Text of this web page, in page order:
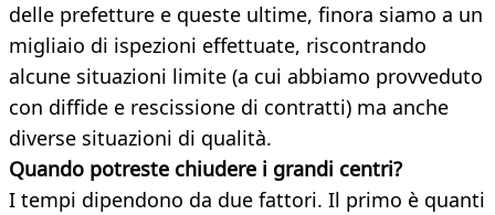
delle prefetture e queste ultime, finora siamo a un
migliaio di ispezioni effettuate, riscontrando
alcune situazioni limite (a cui abbiamo provveduto
con diffide e rescissione di contratti) ma anche
diverse situazioni di qualità.
Quando potreste chiudere i grandi centri?
I tempi dipendono da due fattori. Il primo è quanti